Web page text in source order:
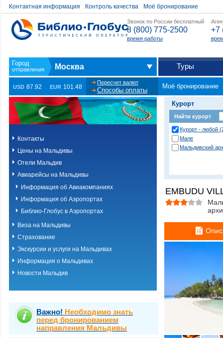
Контактная информация Контроль качества Моё бронирование
Звонок по России бесплатный
8 (800) 775-2500
время работы
+7
Москва Туры
USD 87.92 EUR 101.48
Пересчет валют
Способы оплаты
Моё бронирование
Контакты
Цены на Мальдивы
Отели Мальдив
Авиарейсы на Мальдивы
Информация об Авиакомпаниях
Информация об Аэропортах
Библио-Глобус в Аэропортах
Виза на Мальдивы
Страхование
Экскурсии и услуги на Мальдивах
Информация о Мальдивах
Новости Мальдив
Важно! Необходимо знать
перед бронированием
направления Мальдивы
Курорт
Найти курорт
Курорт - любой
Мале
Мальдивский
EMBUDU